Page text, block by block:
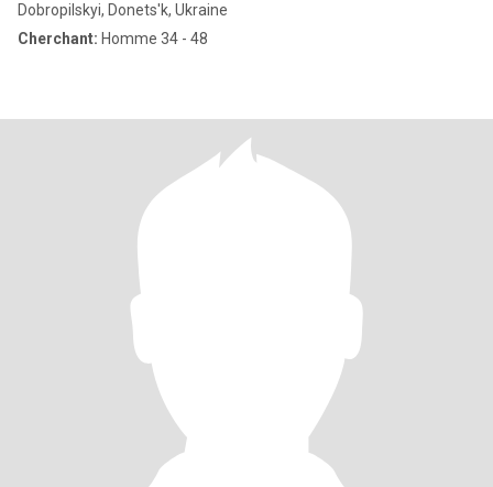
Dobropilskyi, Donets'k, Ukraine
Cherchant: Homme 34 - 48